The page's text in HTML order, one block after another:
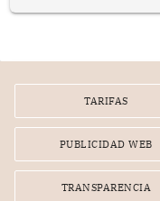
por la frustrada
TARIFAS
PUBLICIDAD WEB
TRANSPARENCIA